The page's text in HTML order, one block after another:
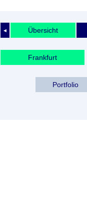
◄ Übersicht
Frankfurt
Portfolio